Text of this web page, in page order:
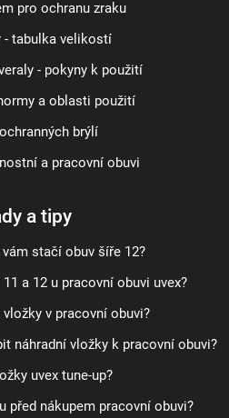
pro ochranu zraku
- tabulka velikostí
- pokyny k použití
a oblasti použití
brýlí
a pracovní obuvi
a tipy
stačí obuv šíře 12?
a 12 u pracovní obuvi uvex?
v pracovní obuvi?
náhradní vložky k pracovní obuvi?
uvex tune-up?
před nákupem pracovní obuvi?